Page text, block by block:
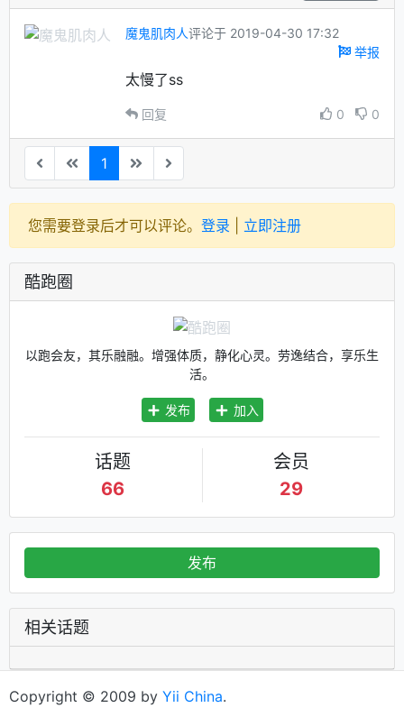
魔鬼肌肉人评论于 2019-04-30 17:32
举报
太慢了ss
回复 0 0
1
您需要登录后才可以评论。 登录 立即注册
酷跑圈
以跑会友，其乐融融。增强体质，静化心灵。劳逸结合，享乐生
活。
发布 加入
话题
66
会员
29
发布
相关话题
Copyright © 2009 by Yii China.